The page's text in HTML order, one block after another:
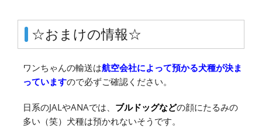
☆おまけの情報☆
ワンちゃんの輸送は航空会社によって預かる犬種が決ま
っていますので必ずご確認ください。
日系のJALやANAでは、 ブルドッグなどの顔にたるみの
多い（笑）犬種は預かれないそうです。